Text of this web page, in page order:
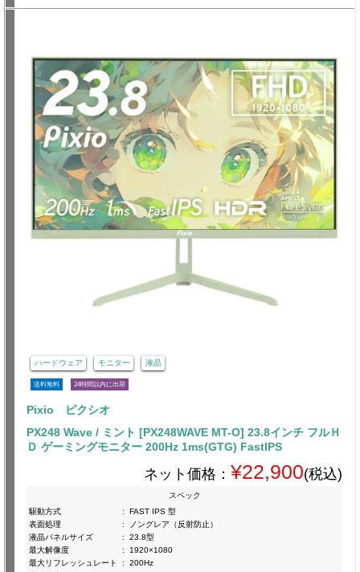
ハードウェア モニター 液晶
送料無料 24時間以内に出荷
Pixio ピクシオ
PX248 Wave / ミント [PX248WAVE MT-O] 23.8インチ フルＨ
Ｄ ゲーミングモニター 200Hz 1ms(GTG) FastIPS
ネット価格： ¥22,900(税込)
スペック
駆動方式
:
FAST IPS 型
表面処理
:
ノングレア（反射防止）
液晶パネルサイズ
:
23.8型
最大解像度
:
1920×1080
最大リフレッシュレート
:
200Hz